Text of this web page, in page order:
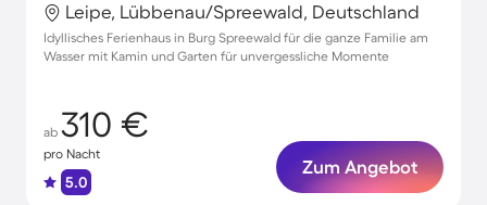
Leipe, Lübbenau/Spreewald, Deutschland
Idyllisches Ferienhaus in Burg Spreewald für die ganze Familie am
Wasser mit Kamin und Garten für unvergessliche Momente
ab 310 €
pro Nacht
5.0
Zum Angebot